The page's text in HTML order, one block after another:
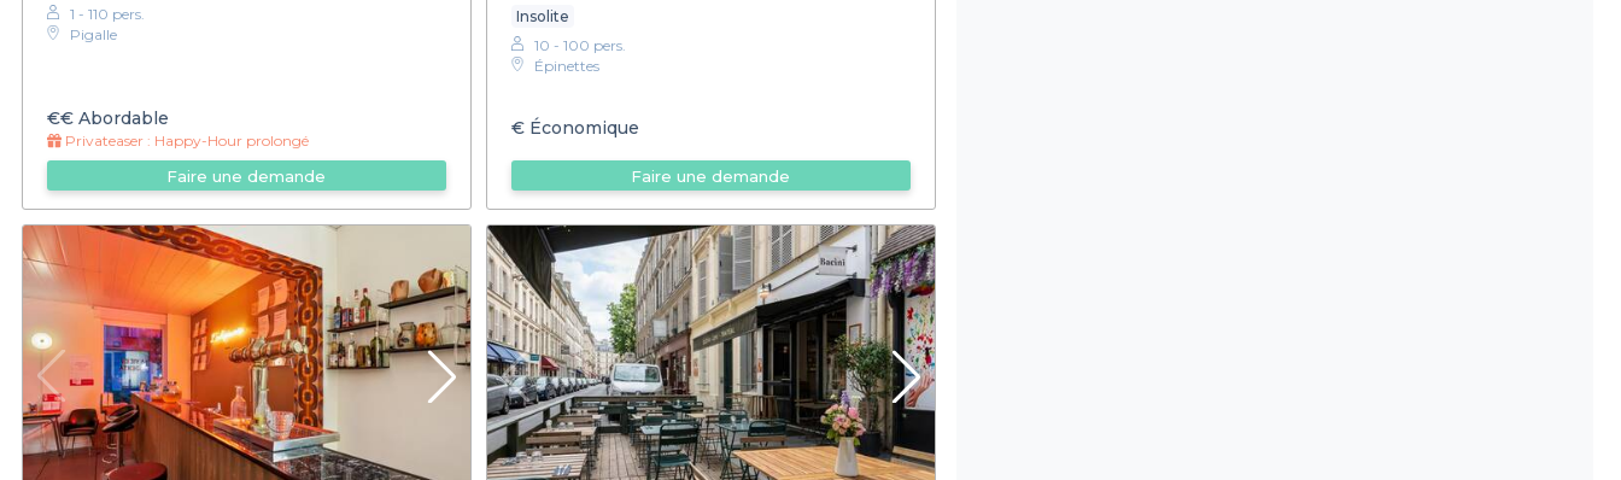
1 - 110 pers.
Pigalle
€€ Abordable
Privateaser : Happy-Hour prolongé
Faire une demande
Insolite
10 - 100 pers.
Épinettes
€Économique
Faire une demande